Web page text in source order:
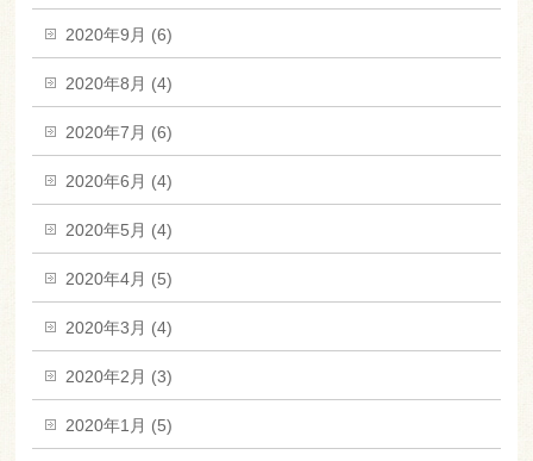
2020年9月 (6)
2020年8月 (4)
2020年7月 (6)
2020年6月 (4)
2020年5月 (4)
2020年4月 (5)
2020年3月 (4)
2020年2月 (3)
2020年1月 (5)